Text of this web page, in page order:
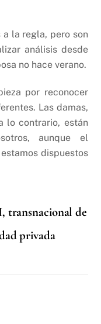
la regla, pero son
análisis desde
no hace verano.
por reconocer
Las damas,
lo contrario, están
aunque el
dispuestos
transnacional de
privada